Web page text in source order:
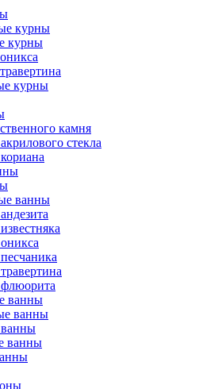
курны
курны
курны
камня
стекла
ванны
ванны
ванны
ванны